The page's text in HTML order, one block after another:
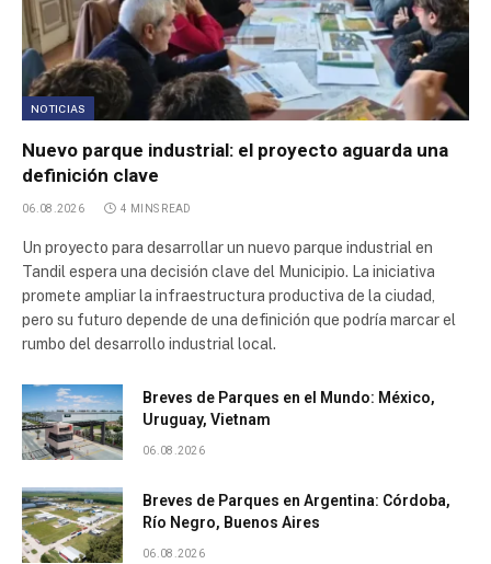
NOTICIAS
Nuevo parque industrial: el proyecto aguarda una
definición clave
06.08.2026 4 MINS READ
Un proyecto para desarrollar un nuevo parque industrial en
Tandil espera una decisión clave del Municipio. La iniciativa
promete ampliar la infraestructura productiva de la ciudad,
pero su futuro depende de una definición que podría marcar el
rumbo del desarrollo industrial local.
Breves de Parques en el Mundo: México,
Uruguay, Vietnam
06.08.2026
Breves de Parques en Argentina: Córdoba,
Río Negro, Buenos Aires
06.08.2026